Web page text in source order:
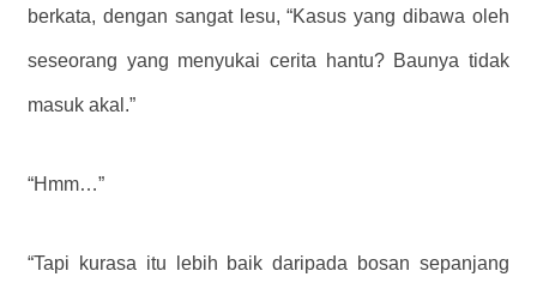
berkata, dengan sangat lesu, “Kasus yang dibawa oleh
seseorang yang menyukai cerita hantu? Baunya tidak
masuk akal.”
“Hmm…”
“Tapi kurasa itu lebih baik daripada bosan sepanjang